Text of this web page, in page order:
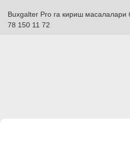
Buxgalter Pro га кириш масалалари
78 150 11 72